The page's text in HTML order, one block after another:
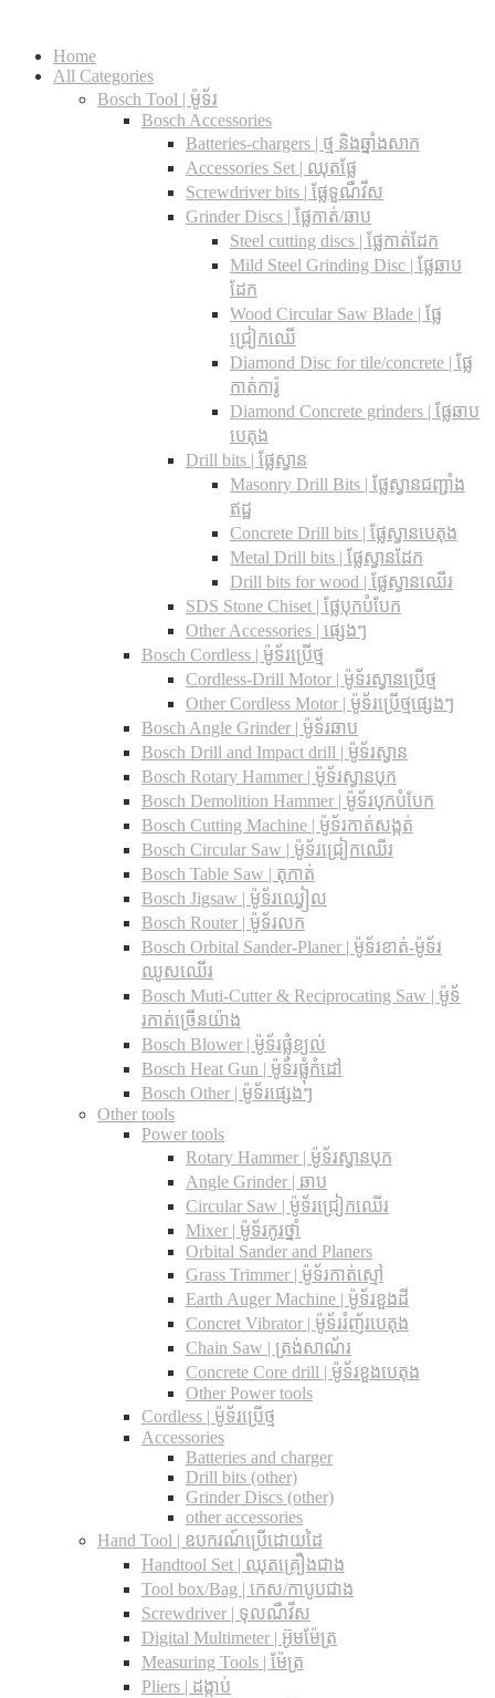
Home
All Categories
Bosch Tool | ម៉ូទ័រ
Bosch Accessories
Batteries-chargers | ថ្ម និងឆ្នាំងសាក
Accessories Set | ឈុតផ្លែ
Screwdriver bits | ផ្លែទួណឺវីស
Grinder Discs |​ ផ្លែកាត់/ឆាប
Steel cutting discs |​ ផ្លែកាត់ដែក
Mild Steel Grinding Disc | ផ្លែឆាប
ដែក
Wood Circular Saw Blade | ផ្លែ
ជ្រៀកឈើ
Diamond Disc for tile/concrete​ | ផ្លែ
កាត់ការ៉ូ
Diamond Concrete grinders | ផ្លែឆាប
បេតុង
Drill bits |​ ផ្លែស្វាន
Masonry Drill Bits |​ ផ្លែស្វានជញ្ជាំង
ឥដ្ឋ
Concrete Drill bits |​ ផ្លែស្វានបេតុង
Metal Drill bits |​ ផ្លែស្វានដែក
Drill bits for wood |​ ផ្លែស្វានឈើរ
SDS Stone Chiset |​ ផ្លែបុកបំបែក
Other Accessories | ផ្សេងៗ
Bosch Cordless | ម៉ូទ័រប្រើថ្ម
Cordless-Drill Motor | ម៉ូទ័រស្វានប្រើថ្ម
Other Cordless Motor | ម៉ូទ័រប្រើថ្មផ្សេងៗ
Bosch Angle Grinder | ម៉ូទ័រឆាប
Bosch Drill and Impact drill | ម៉ូទ័រស្វាន
Bosch Rotary Hammer | ម៉ូទ័រស្វានបុក
Bosch Demolition Hammer | ម៉ូទ័របុកបំបែក
Bosch Cutting Machine | ម៉ូទ័រកាត់សង្កត់
Bosch Circular Saw | ម៉ូទ័រជ្រៀកឈើរ
Bosch Table Saw | តុកាត់
Bosch Jigsaw | ម៉ូទ័រឈ្វៀល
Bosch Router | ម៉ូទ័រលក
Bosch Orbital Sander-Planer​ | ម៉ូទ័រខាត់-ម៉ូទ័រ
ឈូសឈើរ
Bosch Muti-Cutter & Reciprocating Saw​ | ម៉ូទ័
រកាត់ច្រើនយ៉ាង
Bosch Blower | ម៉ូទ័រផ្លុំខ្យល់
Bosch Heat Gun | ម៉ូទ័រផ្លុំកំដៅ
Bosch Other | ម៉ូទ័រផ្សេងៗ
Other tools
Power tools
Rotary Hammer | ម៉ូទ័រស្វានបុក
Angle Grinder | ឆាប
Circular Saw​ | ម៉ូទ័រជ្រៀកឈើរ
Mixer | ម៉ូទ័រកូរថ្នាំ
Orbital Sander and Planers
Grass Trimmer | ម៉ូទ័រកាត់ស្មៅ
Earth Auger Machine | ម៉ូទ័រខួងដី
Concret Vibrator | ម៉ូទ័ររំញ័របេតុង
Chain Saw | ត្រង់សាណ័រ
Concrete Core drill | ម៉ូទ័រខួងបេតុង
Other Power tools
Cordless​ | ម៉ូទ័រប្រើថ្ម
Accessories
Batteries and charger
Drill bits (other)
Grinder Discs (other)
other accessories
Hand Tool | ឧបករណ៍ប្រើដោយដៃ
Handtool Set | ឈុតគ្រឿងជាង
Tool box/Bag | កេស/កាបូបជាង
Screwdriver | ទុលណឺវីស
Digital Multimeter | អ៊ូមម៉ែត្រ
Measuring Tools | ម៉ែត្រ
Pliers | ដង្កាប់